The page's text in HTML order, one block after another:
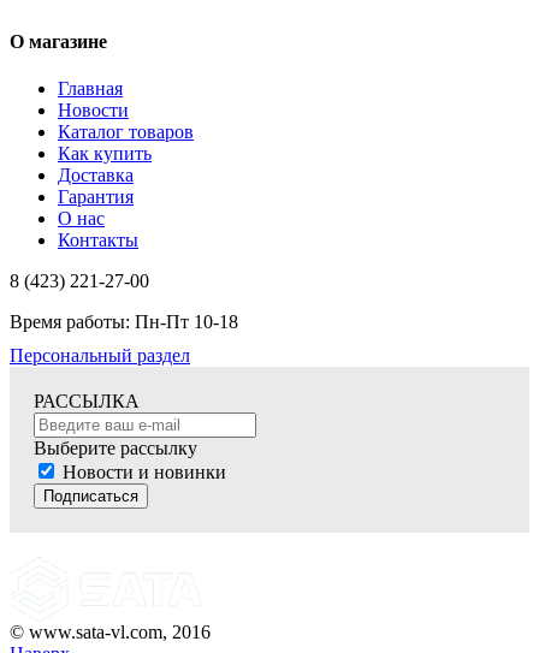
О магазине
Главная
Новости
Каталог товаров
Как купить
Доставка
Гарантия
О нас
Контакты
8 (423) 221-27-00
Время работы: Пн-Пт 10-18
Персональный раздел
РАССЫЛКА
Выберите рассылку
Новости и новинки
Подписаться
© www.sata-vl.com, 2016